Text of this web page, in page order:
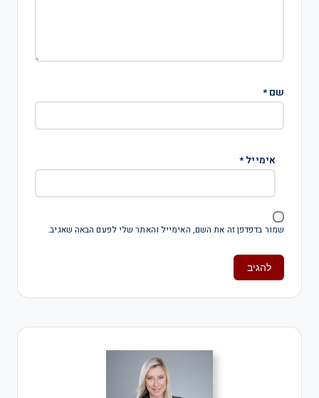
שם*
אימייל*
שמור בדפדפן זה את השם, האימייל והאתר שלי לפעם הבאה שאגיב.